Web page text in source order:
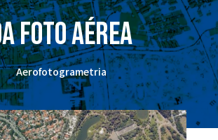
Foto Aérea
Aerofotogrametria